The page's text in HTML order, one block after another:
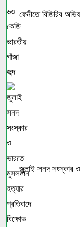
ফেনীতে বিজিরিব
জুলাই সনদ সংস্কার ও